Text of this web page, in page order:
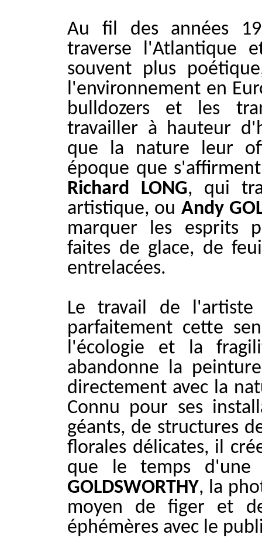
Au fil des années
traverse l'Atlantique
souvent plus
l'environnement en
bulldozers et les
travailler à hauteur
que la nature leur
époque que
Richard LONG, qui
artistique, ou Andy
marquer les esprits
faites de glace, de
entrelacées.
Le travail de
parfaitement cette
l'écologie et la
abandonne la
directement avec la
Connu pour ses
géants, de structures
florales délicates, il
que le temps d'une
GOLDSWORTHY, la
moyen de figer et
éphémères avec le